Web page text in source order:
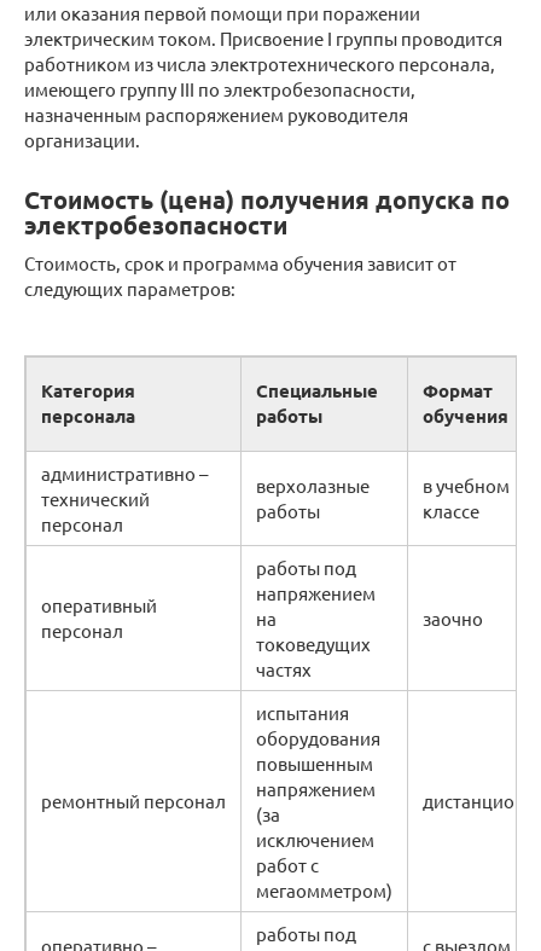
или оказания первой помощи при поражении
электрическим током. Присвоение I группы проводится
работником из числа электротехнического персонала,
имеющего группу III по электробезопасности,
назначенным распоряжением руководителя
организации.
Стоимость (цена) получения допуска по
электробезопасности
Стоимость, срок и программа обучения зависит от
следующих параметров:
Категория
персонала
Специальные
работы
Формат
обучения
административно –
технический
персонал
верхолазные
работы
в учебном
классе
оперативный
персонал
работы под
напряжением
на
токоведущих
частях
заочно
ремонтный персонал
испытания
оборудования
повышенным
напряжением
(за
исключением
работ с
мегаомметром)
оперативно –
работы под
с выездом